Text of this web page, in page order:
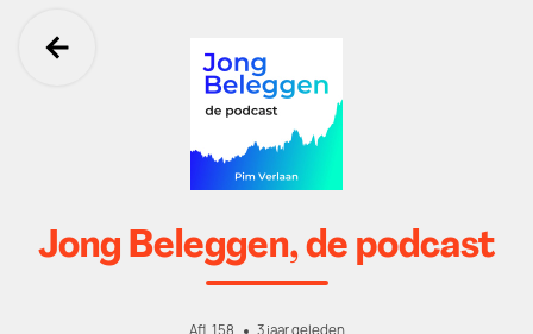
Ga terug
Jong Beleggen, de podcast